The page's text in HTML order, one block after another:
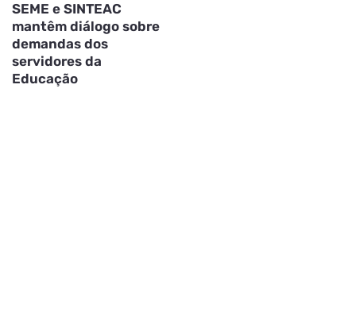
SEME e SINTEAC
mantêm diálogo sobre
demandas dos
servidores da
Educação